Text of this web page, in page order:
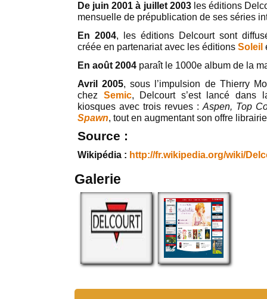
De juin 2001 à juillet 2003les éditions
mensuelle de prépublication de ses séries
En 2004, les éditions Delcourt sont
créée en partenariat avec les éditions Soleil
En août 2004 paraît le 1000e album de la
Avril 2005, sous l’impulsion de Thierry
chez Semic, Delcourt s’est lancé dans
kiosques avec trois revues : Aspen, Top
Spawn, tout en augmentant son offre
Source :
Wikipédia : http://fr.wikipedia.org/wiki/
Galerie